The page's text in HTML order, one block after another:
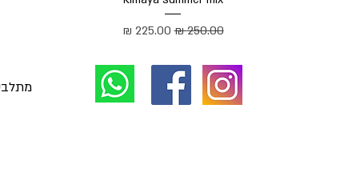
מחיר רגיל‏250.00 ‏₪ מחיר מבצע